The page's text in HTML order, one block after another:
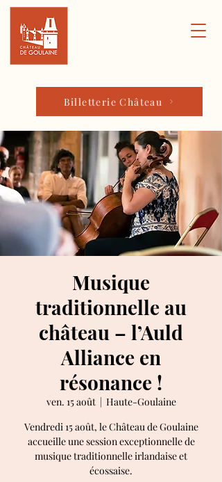
Billetterie Château
Musique
traditionnelle au
château – l’Auld
Alliance en
résonance !
ven. 15 août
  |
Haute-Goulaine
Vendredi 15 août, le Château de Goulaine
accueille une session exceptionnelle de
musique traditionnelle irlandaise et
écossaise.